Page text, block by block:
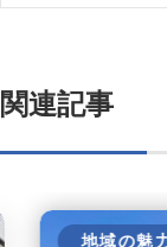
関連記事
地域の魅